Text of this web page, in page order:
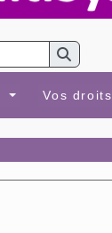
Vos droits